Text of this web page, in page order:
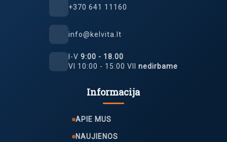
+370 641 11160
info@kelvita.lt
I-V9:00 - 18.00
VI 10:00 - 15:00 VII nedirbame
Informacija
APIE MUS
NAUJIENOS